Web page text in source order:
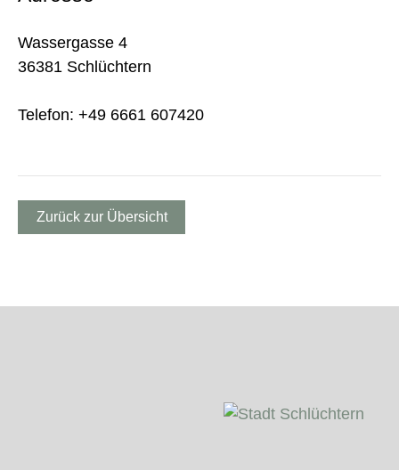
Wassergasse 4
36381 Schlüchtern
Telefon: +49 6661 607420
Zurück zur Übersicht